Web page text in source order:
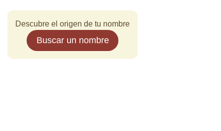
Descubre el origen de tu nombre
Buscar un nombre